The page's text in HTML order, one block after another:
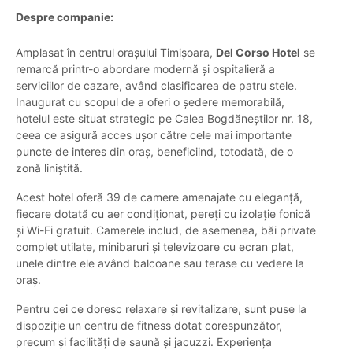
Despre companie:
Amplasat în centrul orașului Timișoara, Del Corso Hotel se
remarcă printr-o abordare modernă și ospitalieră a
serviciilor de cazare, având clasificarea de patru stele.
Inaugurat cu scopul de a oferi o ședere memorabilă,
hotelul este situat strategic pe Calea Bogdăneștilor nr. 18,
ceea ce asigură acces ușor către cele mai importante
puncte de interes din oraș, beneficiind, totodată, de o
zonă liniștită.
Acest hotel oferă 39 de camere amenajate cu eleganță,
fiecare dotată cu aer condiționat, pereți cu izolație fonică
și Wi-Fi gratuit. Camerele includ, de asemenea, băi private
complet utilate, minibaruri și televizoare cu ecran plat,
unele dintre ele având balcoane sau terase cu vedere la
oraș.
Pentru cei ce doresc relaxare și revitalizare, sunt puse la
dispoziție un centru de fitness dotat corespunzător,
precum și facilități de saună și jacuzzi. Experiența